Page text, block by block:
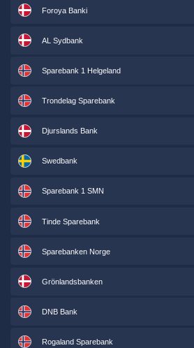
Foroya Banki
AL Sydbank
Sparebank 1 Helgeland
Trondelag Sparebank
Djurslands Bank
Swedbank
Sparebank 1 SMN
Tinde Sparebank
Sparebanken Norge
Grönlandsbanken
DNB Bank
Rogaland Sparebank